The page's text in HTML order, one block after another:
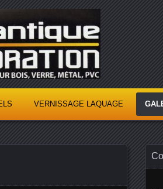
VERNISSAGE LAQUAGE